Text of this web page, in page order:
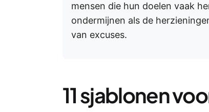
mensen die hun doelen vaak
ondermijnen als de
van excuses.
11 sjablonen